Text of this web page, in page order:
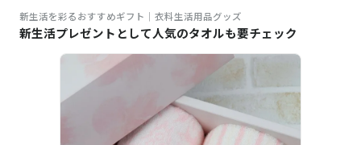
新生活を彩るおすすめギフト│衣料生活用品グッズ
新生活プレゼントとして人気のタオルも要チェック